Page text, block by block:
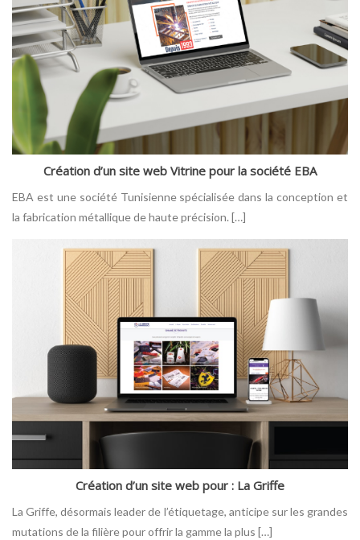
Création d’un site web Vitrine pour la société EBA
EBA est une société Tunisienne spécialisée dans la conception et
la fabrication métallique de haute précision. […]
Création d’un site web pour : La Griffe
La Griffe, désormais leader de l’étiquetage, anticipe sur les grandes
mutations de la filière pour offrir la gamme la plus […]